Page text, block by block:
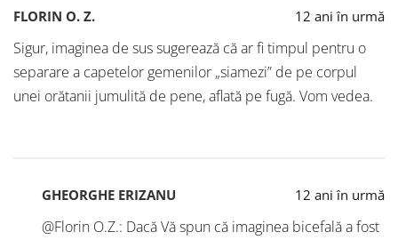
FLORIN O. Z. 12 ani în urmă
Sigur, imaginea de sus sugerează că ar fi timpul pentru o
separare a capetelor gemenilor „siamezi” de pe corpul
unei orătanii jumulită de pene, aflată pe fugă. Vom vedea.
GHEORGHE ERIZANU 12 ani în urmă
@Florin O.Z.: Dacă Vă spun că imaginea bicefală a fost